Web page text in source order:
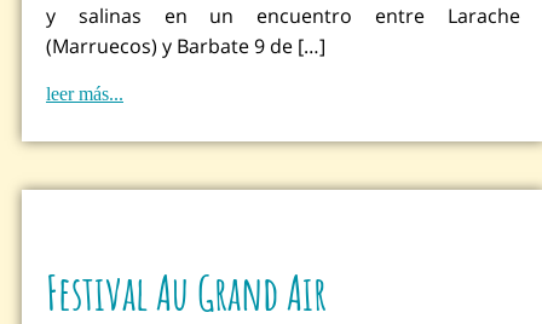
y salinas en un encuentro entre Larache
(Marruecos) y Barbate 9 de […]
leer más...
Festival Au Grand Air